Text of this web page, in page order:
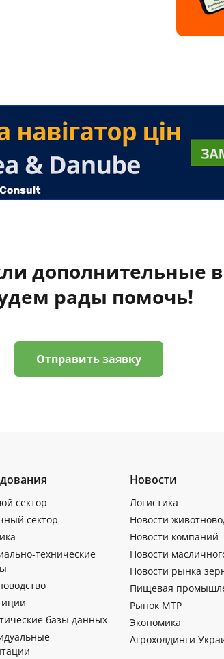
дополнительные
рады помочь!
Отправить заявку
сектор
сектор
технические
базы данных
Новости
Логистика
Новости
Новости компаний
Новости
Новости рынка
Пищевая
Рынок МТР
Экономика
Агрохолдинги